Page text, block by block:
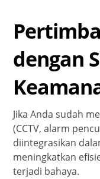
dengan
Jika Anda sudah
(CCTV, alarm
diintegrasikan
meningkatkan
terjadi bahaya.